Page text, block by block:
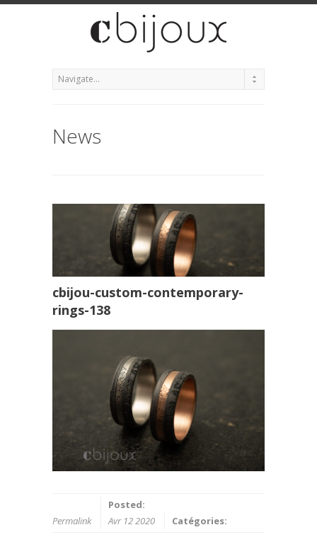
News
cbijou-custom-contemporary-
rings-138
Permalink
Posted:
Avr 12 2020
Catégories: